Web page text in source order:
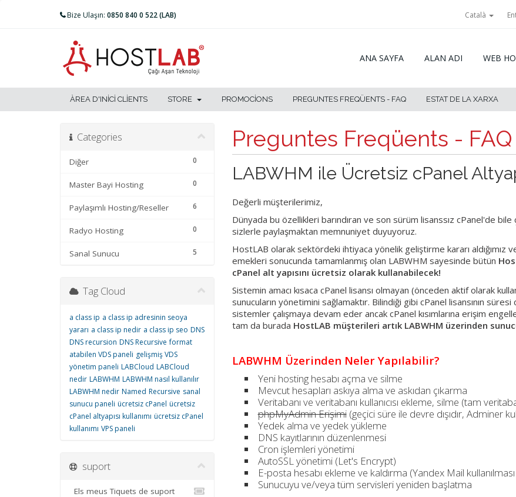
Bize Ulaşın: 0850 840 0 522 (LAB) Català
ANA SAYFA ALAN ADI WEB
ÀREA D'INICI CLIENTS STORE PROMOCIONS PREGUNTES FREQÜENTS - FAQ ESTAT DE LA XARXA
Preguntes Freqüents - FAQ
Categories
0
Diğer
0
Master Bayi Hosting
6
Paylaşımlı Hosting/Reseller
0
Radyo Hosting
5
Sanal Sunucu
LABWHM ile Ücretsiz cPanel
Değerli müşterilerimiz,
Dünyada bu özellikleri barındıran ve son sürüm lisanssız cPanel'de bile
sizlerle paylaşmaktan memnuniyet duyuyoruz.
HostLAB olarak sektördeki ihtiyaca yönelik geliştirme kararı aldığımız
emekleri sonucunda tamamlanmış olan LABWHM sayesinde bütün
cPanel alt yapısını ücretsiz olarak kullanabilecek!
Sistemin amacı kısaca cPanel lisansı olmayan (önceden aktif olarak
sunucuların yönetimini sağlamaktır. Bilindiği gibi cPanel lisansının
sistemler çalışmaya devam eder ancak cPanel kısımlarına erişim
tam da burada HostLAB müşterileri artık LABWHM üzerinden
LABWHM Üzerinden Neler Yapılabilir?
Yeni hosting hesabı açma ve silme
Mevcut hesapları askıya alma ve askıdan çıkarma
Veritabanı ve veritabanı kullanıcısı ekleme, silme (tam
phpMyAdmin Erişimi(geçici süre ile devre dışıdır, Adminer
Yedek alma ve yedek yükleme
DNS kayıtlarının düzenlenmesi
Cron işlemleri yönetimi
AutoSSL yönetimi (Let's Encrypt)
E-posta hesabı ekleme ve kaldırma (Yandex Mail
Sunucuyu ve/veya tüm servisleri yeniden başlatma
Tag Cloud
a class ip a class ip adresinin seoya
yararı a class ip nedir a class ip seo DNS
DNS recursion DNS Recursive format
atabilen VDS paneli gelişmiş VDS
yönetim paneli LABCloud LABCloud
nedir LABWHM LABWHM nasıl kullanılır
LABWHM nedir Named Recursive sanal
sunucu paneli ücretsiz cPanel ücretsiz
cPanel altyapısı kullanımı ücretsiz cPanel
kullanımı VPS paneli
suport
Els meus Tiquets de suport